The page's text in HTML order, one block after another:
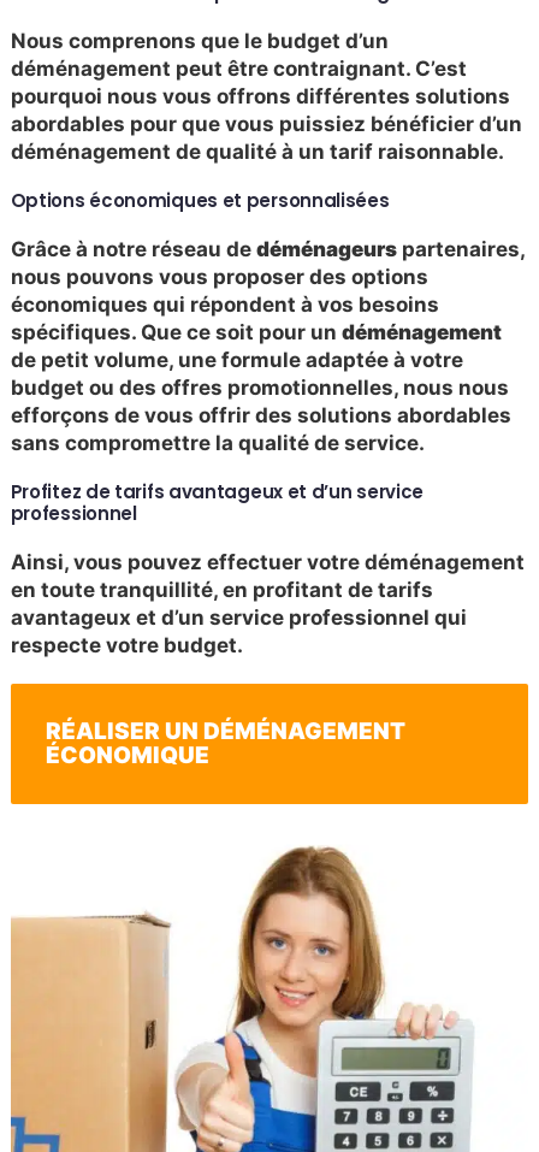
Nous comprenons que le budget d’un
déménagement peut être contraignant. C’est
pourquoi nous vous offrons différentes solutions
abordables pour que vous puissiez bénéficier d’un
déménagement de qualité à un tarif raisonnable.
Options économiques et personnalisées
Grâce à notre réseau de déménageurspartenaires,
nous pouvons vous proposer des options
économiques qui répondent à vos besoins
spécifiques. Que ce soit pour un déménagement
de petit volume, une formule adaptée à votre
budget ou des offres promotionnelles, nous nous
efforçons de vous offrir des solutions abordables
sans compromettre la qualité de service.
Profitez de tarifs avantageux et d’un service
professionnel
Ainsi, vous pouvez effectuer votre déménagement
en toute tranquillité, en profitant de tarifs
avantageux et d’un service professionnel qui
respecte votre budget.
RÉALISER UN DÉMÉNAGEMENT
ÉCONOMIQUE